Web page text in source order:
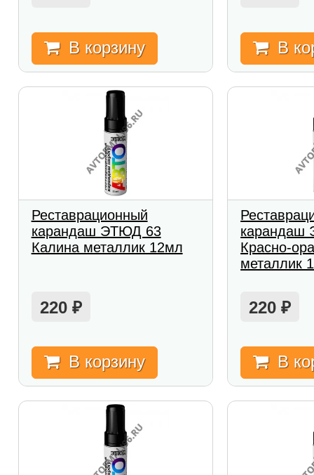
В корзину В
Реставрационный
карандаш ЭТЮД 63
Калина металлик 12мл
220 ₽
В корзину
карандаш
Красно-
металлик
220₽
В